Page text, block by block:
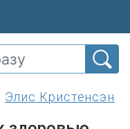
Элис Кристенсэн